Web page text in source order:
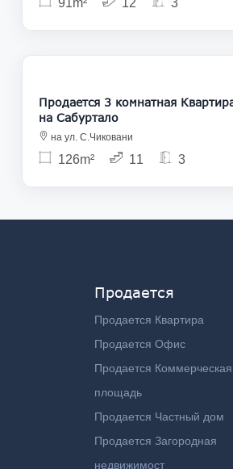
91m² 12 3
226 800
Продается 3 комнатная Квартира
на Сабуртало
на ул. С.Чиковани
126m² 11 3
Продается
Продается Квартира
Продается Офис
Продается Коммерческая
площадь
Продается Частный дом
Продается Загородная
недвижимост